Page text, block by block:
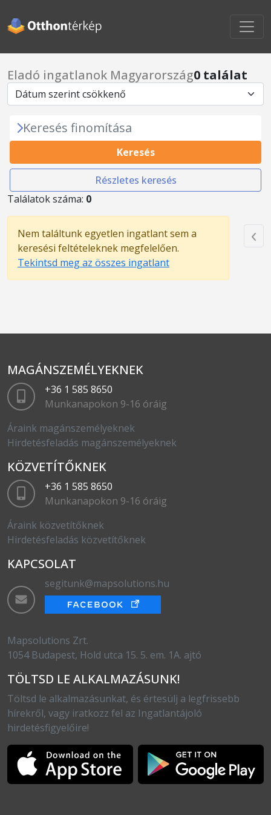
Eladó ingatlanok Magyarország0 találat
Keresés finomítása
Keresés
Részletes keresés
Találatok száma: 0
Nem találtunk egyetlen ingatlant sem a
keresési feltételeknek megfelelően.
Tekintsd meg az összes ingatlant
MAGÁNSZEMÉLYEKNEK
+36 1 585 8650
Munkanapokon 9-16 óráig
Áraink magánszemélyeknek
Hirdetésfeladás magánszemélyeknek
KÖZVETÍTŐKNEK
+36 1 585 8650
Munkanapokon 9-16 óráig
Áraink közvetítőknek
Hirdetésfeladás közvetítőknek
KAPCSOLAT
segitunk@mapsolutions.hu
Mapsolutions Zrt.
1054 Budapest, Hold utca 15. 5. em. 1A. ajtó
TÖLTSD LE ALKALMAZÁSUNK!
Töltsd le alkalmazásunkat, és értesülj a legfrissebb
hírekről, vagy iratkozz fel az Ingatlantájoló
hirdetésfigyelőire!